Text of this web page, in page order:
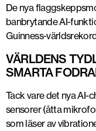
De nya
banbrytande AI-
Guinness-
VÄRLDENS
SMARTA
Tack vare det nya AI-
sensorer (åtta
som läser av